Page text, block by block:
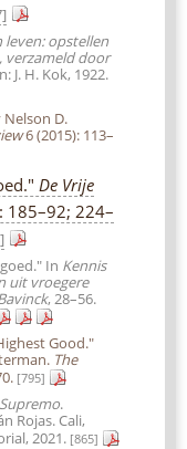
leven: opstellen
verzameld door
J. H. Kok, 1922.
Nelson D.
6 (2015): 113–
De Vrije
185–92; 224–
In Kennis
uit vroegere
, 28–56.
Good."
The
[795]
.
Rojas. Cali,
2021. [865]